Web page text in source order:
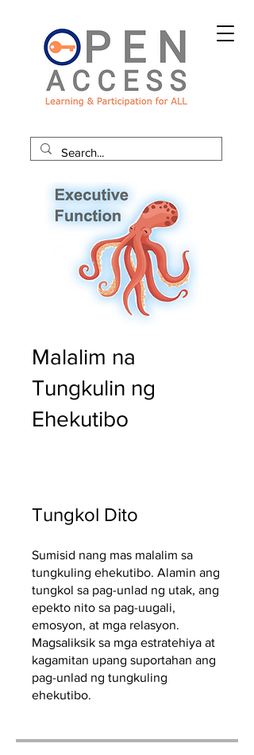
Malalim na
Tungkulin ng
Ehekutibo
Tungkol Dito
Sumisid nang mas malalim sa
tungkuling ehekutibo. Alamin ang
tungkol sa pag-unlad ng utak, ang
epekto nito sa pag-uugali,
emosyon, at mga relasyon.
Magsaliksik sa mga estratehiya at
kagamitan upang suportahan ang
pag-unlad ng tungkuling
ehekutibo.